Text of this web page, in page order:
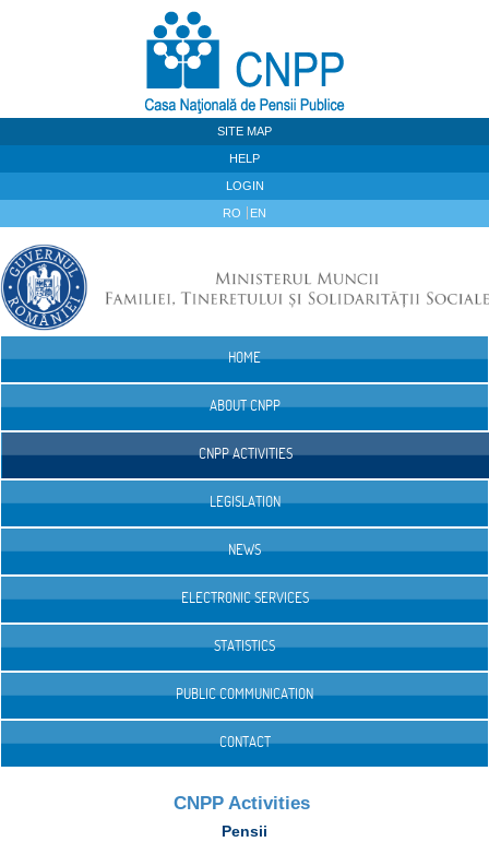
SITE MAP
HELP
LOGIN
RO EN
HOME
ABOUT CNPP
CNPP ACTIVITIES
LEGISLATION
NEWS
ELECTRONIC SERVICES
STATISTICS
PUBLIC COMMUNICATION
CONTACT
CNPP Activities
Pensii